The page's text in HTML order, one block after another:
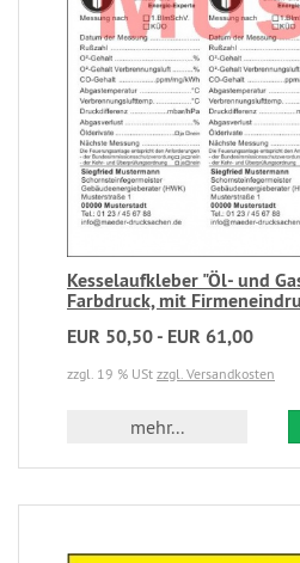
Kesselaufkleber "Öl- und
Farbdruck, mit
EUR 50,50 - EUR 61,00
zzgl. 19 % USt zzgl. Versandkosten
mehr...